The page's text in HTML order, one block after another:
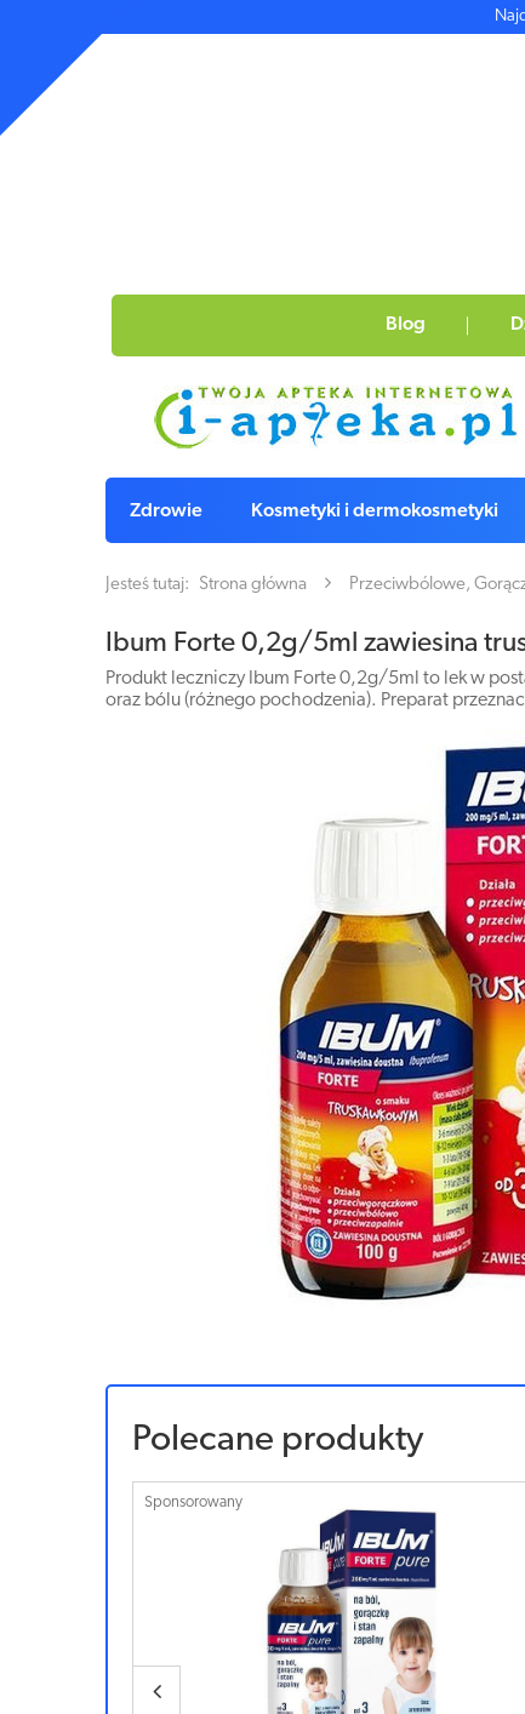
Blog
Zdrowie Kosmetyki i dermokosmetyki
Jesteś tutaj: Strona główna Przeciwbólowe,
Ibum Forte 0,2g/5ml zawiesina
Produkt leczniczy Ibum Forte 0,2g/5ml to lek w
oraz bólu (różnego pochodzenia). Preparat
Polecane produkty
Sponsorowany